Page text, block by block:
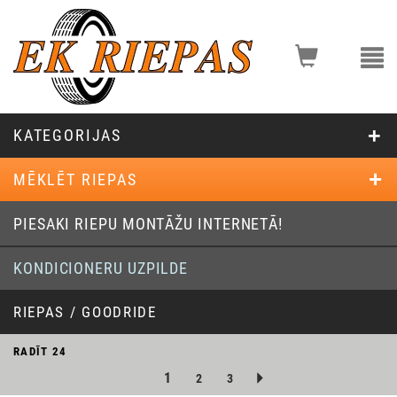
KATEGORIJAS
MĒKLĒT RIEPAS
PIESAKI RIEPU MONTĀŽU INTERNETĀ!
KONDICIONERU UZPILDE
RIEPAS / GOODRIDE
RADĪT 24
1 2 3